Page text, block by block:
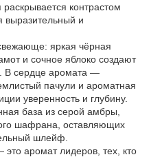
контрастом
выразительный и
яркая чёрная
и сочное яблоко создают
В сердце аромата —
пачули и ароматная
уверенность и глубину.
база из серой амбры,
шафрана, оставляющих
шлейф.
аромат лидеров, тех, кто